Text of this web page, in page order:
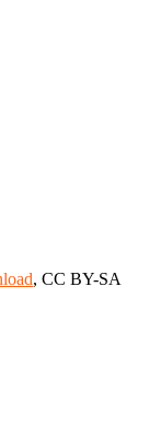
, CC BY-SA